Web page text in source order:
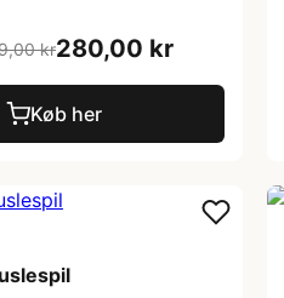
kr280,00 kr
Køb her